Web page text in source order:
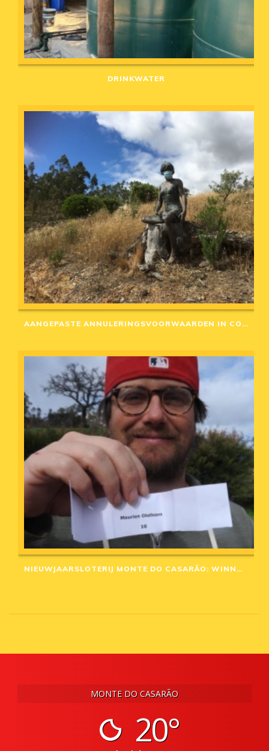
DRINKWATER
AANGEPASTE ANNULERINGSVOORWAARDEN IN CORONA-TIJD
NIEUWJAARSLOTERIJ MONTE DO CASARÃO: WINNAARS VAN 2020
MONTE DO CASARÃO
20°